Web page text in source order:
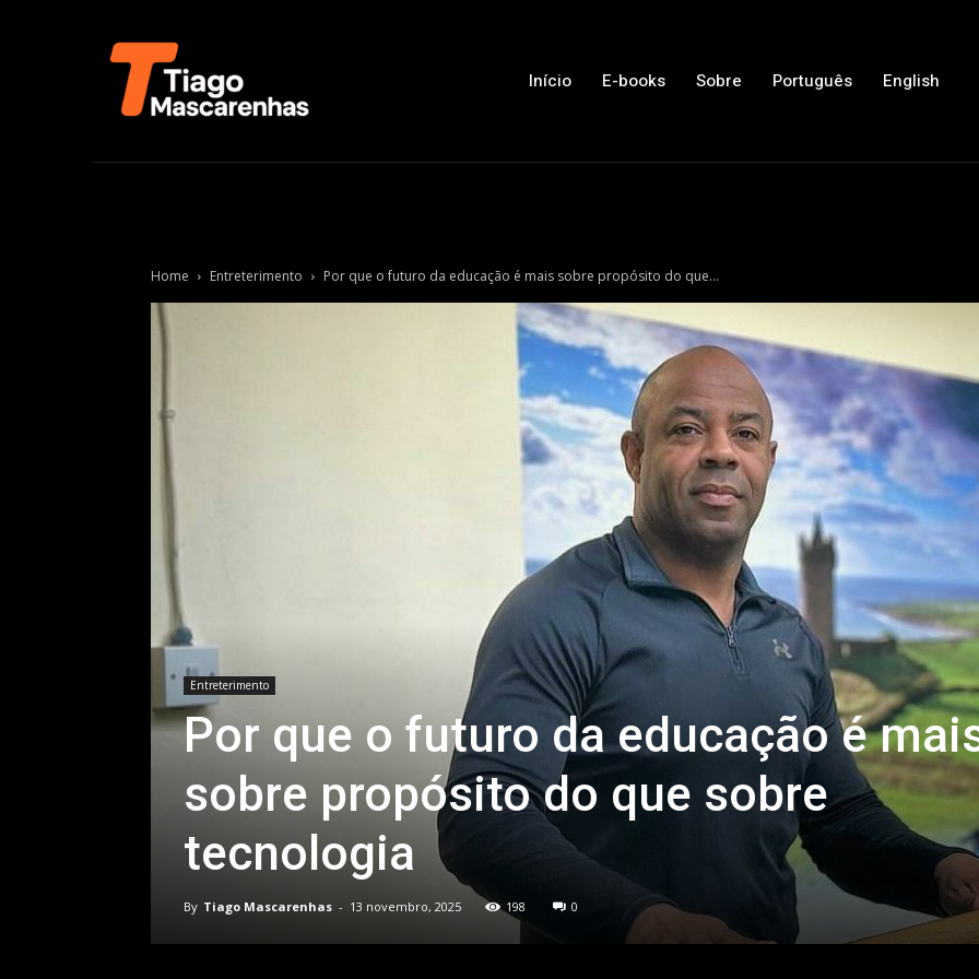
Início E-books Sobre Português English
Home Entreterimento Por que o futuro da educação é mais sobre propósito do que...
Entreterimento
Por que o futuro da educação é
sobre propósito do que sobre
tecnologia
By Tiago Mascarenhas - 13 novembro, 2025 198 0